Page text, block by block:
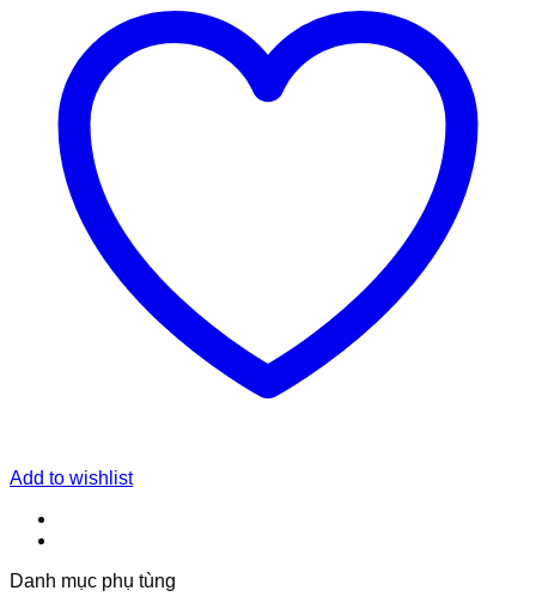
Add to wishlist
Danh mục phụ tùng